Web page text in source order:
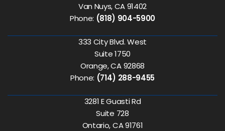
Van Nuys, CA 91402
Phone: (818) 904-5900
333 City Blvd. West
Suite 1750
Orange, CA 92868
Phone: (714) 288-9455
3281 E Guasti Rd
Suite 728
Ontario, CA 91761